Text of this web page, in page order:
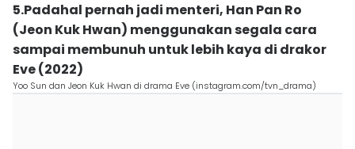
5.Padahal pernah jadi menteri, Han Pan Ro
(Jeon Kuk Hwan) menggunakan segala cara
sampai membunuh untuk lebih kaya di drakor
Eve (2022)
Yoo Sun dan Jeon Kuk Hwan di drama Eve (instagram.com/tvn_drama)